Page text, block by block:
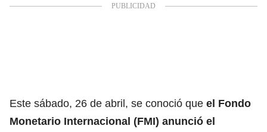
Este sábado, 26 de abril, se conoció que el Fondo
Monetario Internacional (FMI) anunció el